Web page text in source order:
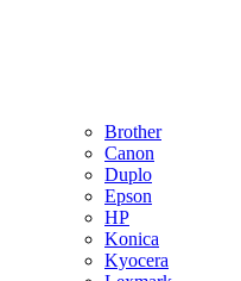
Brother
Canon
Duplo
Epson
HP
Konica
Kyocera